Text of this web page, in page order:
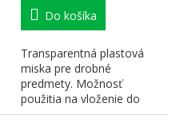
Do košíka
Transparentná plastová
miska pre drobné
predmety. Možnosť
použitia na vloženie do
výsuvných šatníkových